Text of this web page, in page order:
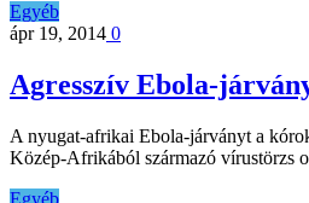
Egyéb
ápr 19, 2014 0
Agresszív Ebola-
A nyugat-afrikai Ebola-járványt a
Közép-Afrikából származó vírustörzs
Egyéb